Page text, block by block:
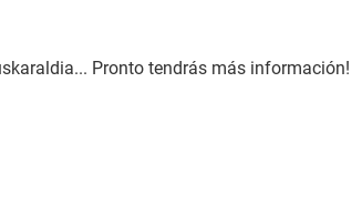
Pronto tendrás más información!